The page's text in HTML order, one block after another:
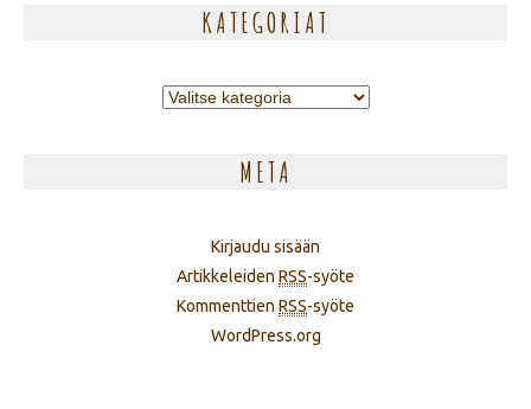
KATEGORIAT
Kategoriat
META
Kirjaudu sisään
Artikkeleiden RSS-syöte
Kommenttien RSS-syöte
WordPress.org